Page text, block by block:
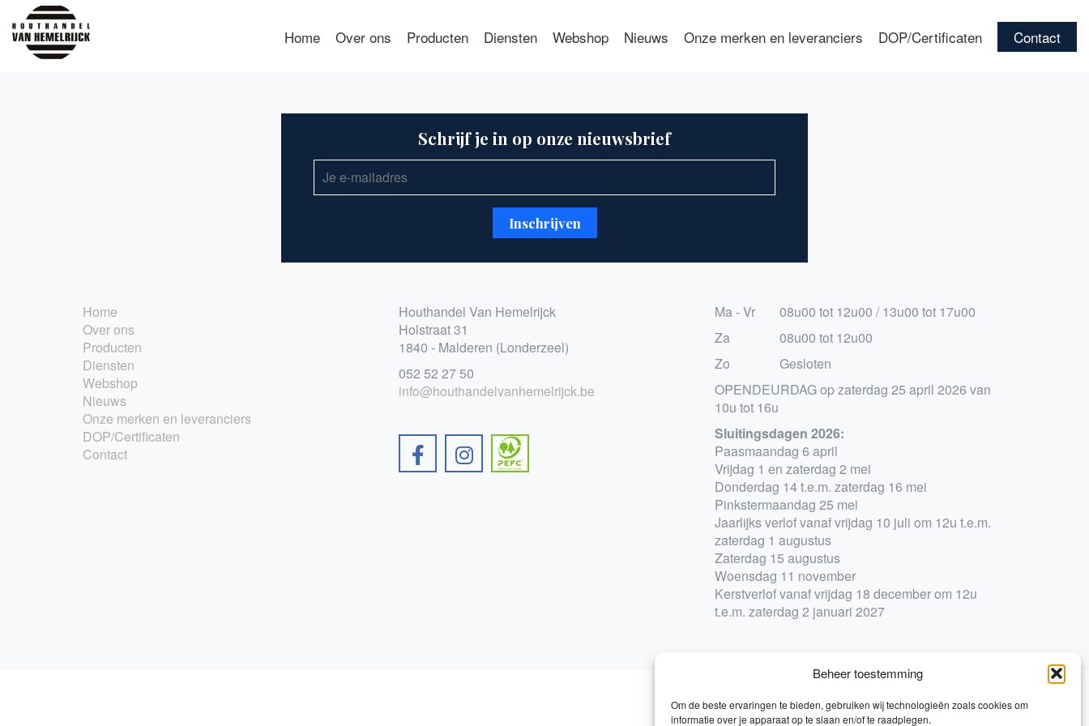
Beheer toestemming
Om de beste ervaringen te bieden, gebruiken wij technologieën zoals cookies om
informatie over je apparaat op te slaan en/of te raadplegen.
Home Over ons Producten Diensten Webshop Nieuws Onze merken en leveranciers DOP/Certificaten Contact
Schrijf je in op onze nieuwsbrief
Home
Over ons
Producten
Diensten
Webshop
Nieuws
Onze merken en leveranciers
DOP/Certificaten
Contact
Houthandel Van Hemelrijck
Holstraat 31
1840 - Malderen (Londerzeel)
052 52 27 50
info@houthandelvanhemelrijck.be
Ma - Vr
08u00 tot 12u00 / 13u00 tot 17u00
Za
08u00 tot 12u00
Zo
Gesloten
OPENDEURDAG op zaterdag 25 april 2026 van
10u tot 16u
Sluitingsdagen 2026:
Paasmaandag 6 april
Vrijdag 1 en zaterdag 2 mei
Donderdag 14 t.e.m. zaterdag 16 mei
Pinkstermaandag 25 mei
Jaarlijks verlof vanaf vrijdag 10 juli om 12u t.e.m.
zaterdag 1 augustus
Zaterdag 15 augustus
Woensdag 11 november
Kerstverlof vanaf vrijdag 18 december om 12u
t.e.m. zaterdag 2 januari 2027
0